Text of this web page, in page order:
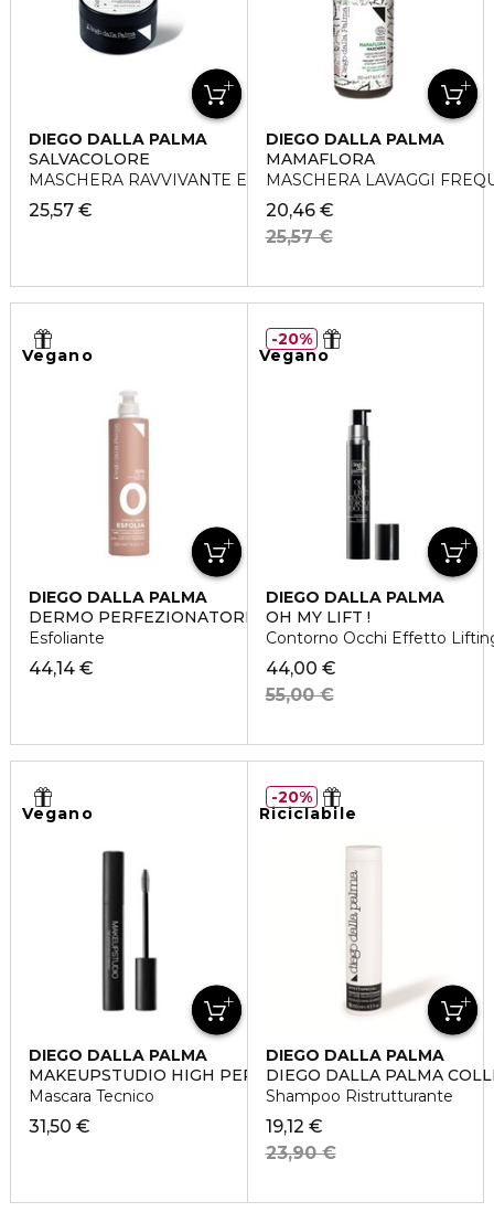
DIEGO DALLA PALMA
SALVACOLORE
MASCHERA RAVVIVANTE E PROTETTIVA
25,57 €
DIEGO DALLA PALMA
MAMAFLORA
MASCHERA LAVAGGI
20,46 €
25,57 €
Vegano
DIEGO DALLA PALMA
DERMO PERFEZIONATORE PROGRESSIVO
Esfoliante
44,14 €
Vegano
DIEGO DALLA PALMA
OH MY LIFT !
Contorno Occhi Effetto
44,00 €
55,00 €
20%
Vegano
DIEGO DALLA PALMA
MAKEUPSTUDIO HIGH PERFORMANCE MASCARA
Mascara Tecnico
31,50 €
Riciclabile
DIEGO DALLA PALMA
DIEGO DALLA PALMA
Shampoo Ristrutturante
19,12 €
23,90 €
20%